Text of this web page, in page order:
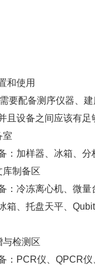
和使用
要配备测序仪器、
且设备之间应该有足
室
：加样器、冰箱、
库制备区
：冷冻离心机、微
箱、托盘天平、
与检测区
：PCR仪、QPCR